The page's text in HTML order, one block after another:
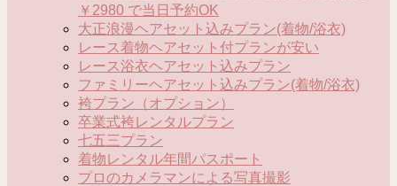
￥2980 で当日予約OK
大正浪漫ヘアセット込みプラン(着物/浴衣)
レース着物ヘアセット付プランが安い
レース浴衣ヘアセット込みプラン
ファミリーヘアセット込みプラン(着物/浴衣)
袴プラン（オプション）
卒業式袴レンタルプラン
七五三プラン
着物レンタル年間パスポート
プロのカメラマンによる写真撮影